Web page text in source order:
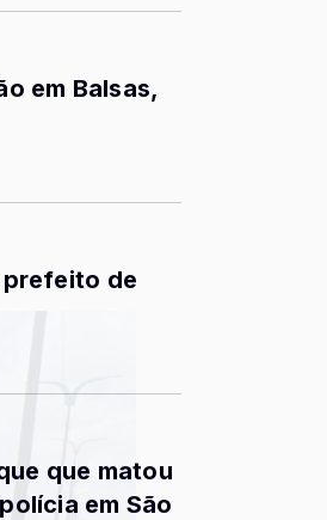
em Balsas,
prefeito de
que matou
em São